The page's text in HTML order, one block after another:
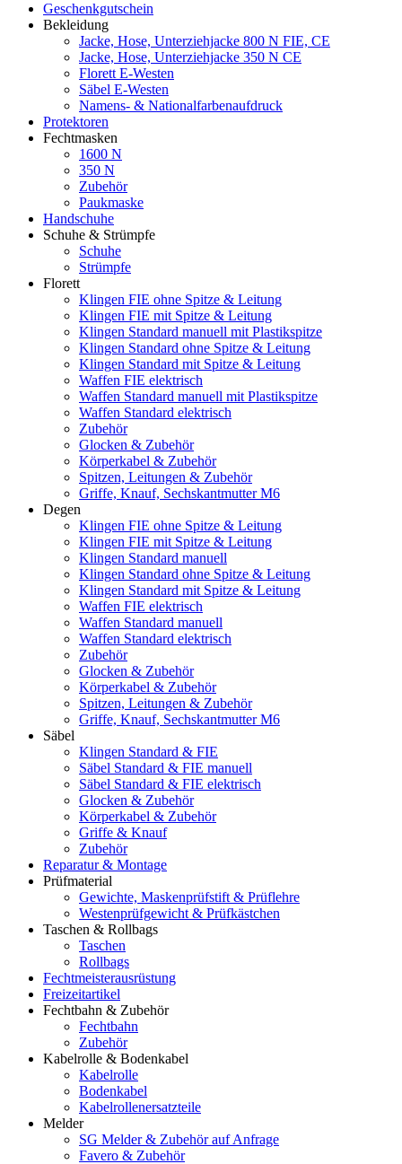
Geschenkgutschein
Bekleidung
Jacke, Hose, Unterziehjacke 800 N FIE, CE
Jacke, Hose, Unterziehjacke 350 N CE
Florett E-Westen
Säbel E-Westen
Namens- & Nationalfarbenaufdruck
Protektoren
Fechtmasken
1600 N
350 N
Zubehör
Paukmaske
Handschuhe
Schuhe & Strümpfe
Schuhe
Strümpfe
Florett
Klingen FIE ohne Spitze & Leitung
Klingen FIE mit Spitze & Leitung
Klingen Standard manuell mit Plastikspitze
Klingen Standard ohne Spitze & Leitung
Klingen Standard mit Spitze & Leitung
Waffen FIE elektrisch
Waffen Standard manuell mit Plastikspitze
Waffen Standard elektrisch
Zubehör
Glocken & Zubehör
Körperkabel & Zubehör
Spitzen, Leitungen & Zubehör
Griffe, Knauf, Sechskantmutter M6
Degen
Klingen FIE ohne Spitze & Leitung
Klingen FIE mit Spitze & Leitung
Klingen Standard manuell
Klingen Standard ohne Spitze & Leitung
Klingen Standard mit Spitze & Leitung
Waffen FIE elektrisch
Waffen Standard manuell
Waffen Standard elektrisch
Zubehör
Glocken & Zubehör
Körperkabel & Zubehör
Spitzen, Leitungen & Zubehör
Griffe, Knauf, Sechskantmutter M6
Säbel
Klingen Standard & FIE
Säbel Standard & FIE manuell
Säbel Standard & FIE elektrisch
Glocken & Zubehör
Körperkabel & Zubehör
Griffe & Knauf
Zubehör
Reparatur & Montage
Prüfmaterial
Gewichte, Maskenprüfstift & Prüflehre
Westenprüfgewicht & Prüfkästchen
Taschen & Rollbags
Taschen
Rollbags
Fechtmeisterausrüstung
Freizeitartikel
Fechtbahn & Zubehör
Fechtbahn
Zubehör
Kabelrolle & Bodenkabel
Kabelrolle
Bodenkabel
Kabelrollenersatzteile
Melder
SG Melder & Zubehör auf Anfrage
Favero & Zubehör